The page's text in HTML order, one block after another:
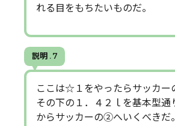
れる目をもちたいものだ。
説明 . 7
ここは☆１をやったらサッカー
その下の１．４２ｌを基本型通
からサッカーの②へいくべきだ。